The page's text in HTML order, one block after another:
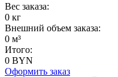
Вес заказа:
0 кг
Внешний объем заказа:
0 м³
Итого:
0 BYN
Оформить заказ